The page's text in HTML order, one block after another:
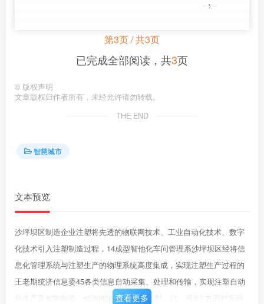
第3页 / 共3页
已完成全部阅读，共3页
© 版权声明
文章版权归作者所有，未经允许请勿转载。
THE END
智慧城市
文本预览
沙坪坝区制造企业注塑将先透的物联网技术、工业自动化技术、数字
化技术引入注塑制造过程，14成型智他化车问管理系沙坪坝区经将信
息化管理系统与注塑生产的物理系统高度集成，实现注塑生产过程的
王老期统济信息委45各类信息自动采集、处理和传输，实现注塑自动
化生产及智能制造。65308569从人，机、料、法，环5个方面对车何
查看更多